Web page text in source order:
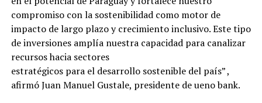
compromiso con la sostenibilidad como motor de
impacto de largo plazo y crecimiento inclusivo. Este tipo
de inversiones amplía nuestra capacidad para canalizar
recursos hacia sectores
estratégicos para el desarrollo sostenible del país” ,
afirmó Juan Manuel Gustale, presidente de ueno bank.